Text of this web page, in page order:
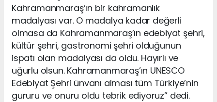
Kahramanmaraş’ın bir kahramanlık
madalyası var. O madalya kadar değerli
olmasa da Kahramanmaraş’ın edebiyat şehri,
kültür şehri, gastronomi şehri olduğunun
ispatı olan madalyası da oldu. Hayırlı ve
uğurlu olsun. Kahramanmaraş’ın UNESCO
Edebiyat Şehri ünvanı alması tüm Türkiye’nin
gururu ve onuru oldu tebrik ediyoruz” dedi.